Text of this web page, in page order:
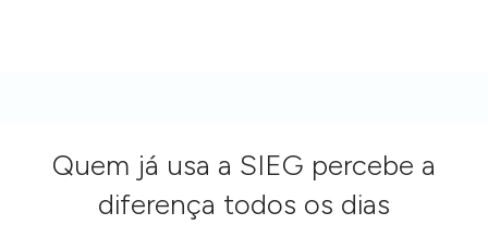
Quem já usa a SIEG percebe a
diferença todos os dias